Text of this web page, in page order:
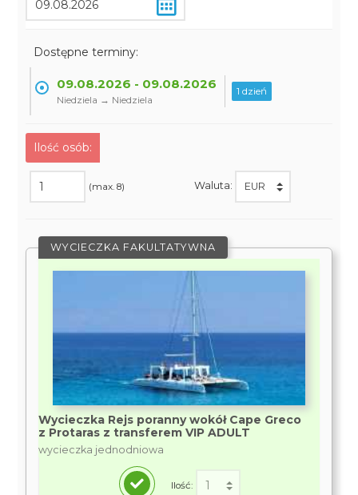
Dostępne terminy:
09.08.2026 - 09.08.2026
Niedziela → Niedziela
1 dzień
Ilość osób:
(max. 8) Waluta:
WYCIECZKA FAKULTATYWNA
Wycieczka Rejs poranny wokół Cape Greco
z Protaras z transferem VIP ADULT
wycieczka jednodniowa
Ilość: